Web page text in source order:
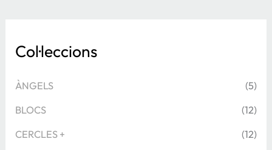
Col·leccions
ÀNGELS (5)
BLOCS (12)
CERCLES + (12)